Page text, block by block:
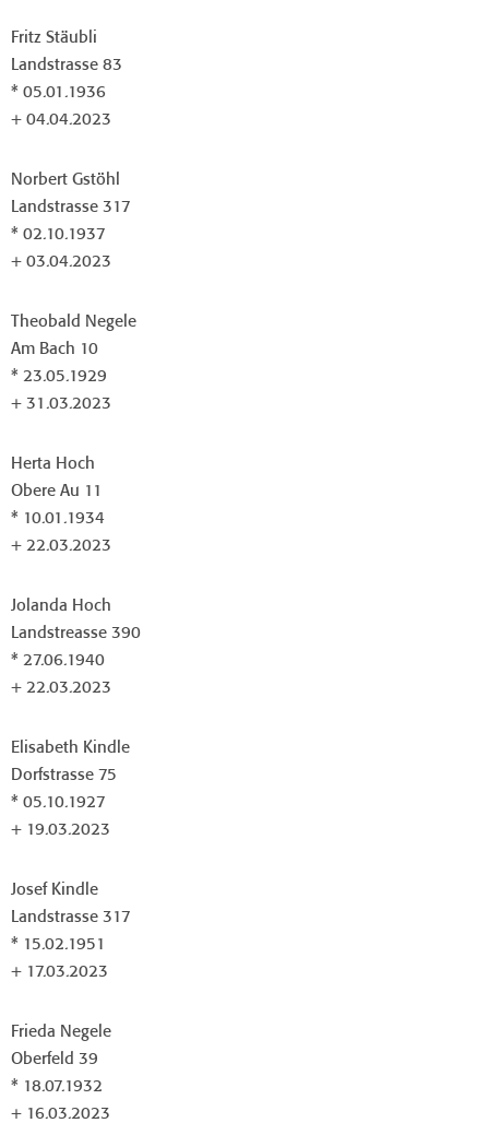
Fritz Stäubli
Landstrasse 83
* 05.01.1936
+ 04.04.2023
Norbert Gstöhl
Landstrasse 317
* 02.10.1937
+ 03.04.2023
Theobald Negele
Am Bach 10
* 23.05.1929
+ 31.03.2023
Herta Hoch
Obere Au 11
* 10.01.1934
+ 22.03.2023
Jolanda Hoch
Landstreasse 390
* 27.06.1940
+ 22.03.2023
Elisabeth Kindle
Dorfstrasse 75
* 05.10.1927
+ 19.03.2023
Josef Kindle
Landstrasse 317
* 15.02.1951
+ 17.03.2023
Frieda Negele
Oberfeld 39
* 18.07.1932
+ 16.03.2023